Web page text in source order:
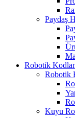
Paydaş
Robotik
Robotik
Kuyu